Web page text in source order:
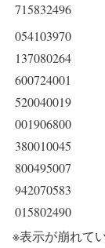
715832496
054103970
137080264
600724001
520040019
001906800
380010045
800495007
942070583
015802490
※表示が崩れて